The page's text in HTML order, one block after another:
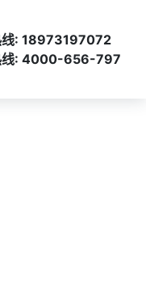
线: 18973197072
线: 4000-656-797